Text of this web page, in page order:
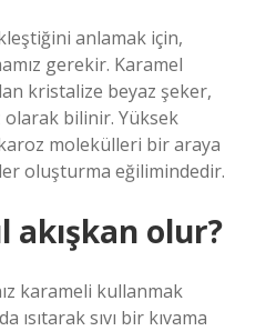
anlamak için,
gerekir. Karamel
kristalize beyaz şeker,
bilinir. Yüksek
molekülleri bir araya
oluşturma eğilimindedir.
akışkan olur?
karameli kullanmak
ısıtarak sıvı bir kıvama